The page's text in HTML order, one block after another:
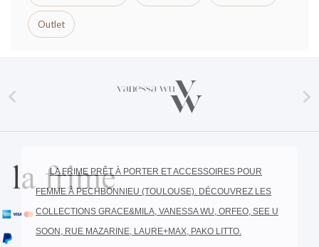
LA FRIME PRÊT À PORTER ET ACCESSOIRES POUR
FEMME À PECHBONNIEU (TOULOUSE). DÉCOUVREZ LES
COLLECTIONS GRACE&MILA, VANESSA WU, ORFEO, SEE U
SOON, RUE MAZARINE, LAURE+MAX, PAKO LITTO.
Outlet
 